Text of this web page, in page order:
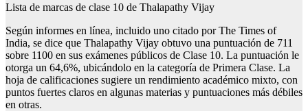
Lista de marcas de clase 10 de Thalapathy Vijay
Según informes en línea, incluido uno citado por The Times of
India, se dice que Thalapathy Vijay obtuvo una puntuación de 711
sobre 1100 en sus exámenes públicos de Clase 10. La puntuación le
otorga un 64,6%, ubicándolo en la categoría de Primera Clase. La
hoja de calificaciones sugiere un rendimiento académico mixto, con
puntos fuertes claros en algunas materias y puntuaciones más débiles
en otras.